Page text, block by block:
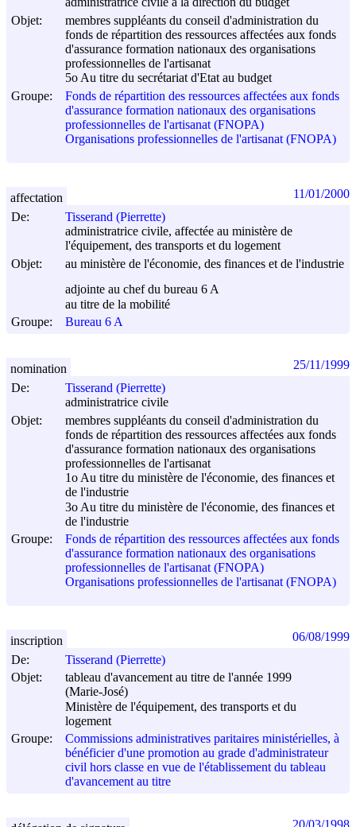
Objet:
membres suppléants du conseil d'administration du
fonds de répartition des ressources affectées aux fonds
d'assurance formation nationaux des organisations
professionnelles de l'artisanat
5o Au titre du secrétariat d'Etat au budget
Groupe:
Fonds de répartition des ressources affectées aux fonds
d'assurance formation nationaux des organisations
professionnelles de l'artisanat (FNOPA)
Organisations professionnelles de l'artisanat (FNOPA)
De:
Tisserand (Pierrette)
administratrice civile, affectée au ministère de
l'équipement, des transports et du logement
Objet:
au ministère de l'économie, des finances et de l'industrie
adjointe au chef du bureau 6 A
au titre de la mobilité
Groupe:
Bureau 6 A
affectation 11/01/2000
De:
Tisserand (Pierrette)
administratrice civile
Objet:
membres suppléants du conseil d'administration du
fonds de répartition des ressources affectées aux fonds
d'assurance formation nationaux des organisations
professionnelles de l'artisanat
1o Au titre du ministère de l'économie, des finances et
de l'industrie
3o Au titre du ministère de l'économie, des finances et
de l'industrie
Groupe:
Fonds de répartition des ressources affectées aux fonds
d'assurance formation nationaux des organisations
professionnelles de l'artisanat (FNOPA)
Organisations professionnelles de l'artisanat (FNOPA)
nomination 25/11/1999
De:
Tisserand (Pierrette)
Objet:
tableau d'avancement au titre de l'année 1999
(Marie-José)
Ministère de l'équipement, des transports et du
logement
Groupe:
Commissions administratives paritaires ministérielles, à
bénéficier d'une promotion au grade d'administrateur
civil hors classe en vue de l'établissement du tableau
d'avancement au titre
inscription 06/08/1999
20/03/1998